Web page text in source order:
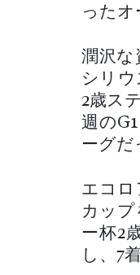
ったオ
潤沢な
シリウ
2歳ス
週の
ーグだ
エコロ
カップ
ー杯2
し、7